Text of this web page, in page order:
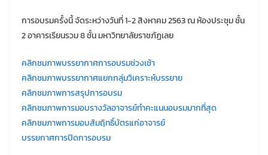
การอบรมครั้งนี้ จัดระหว่างวันที่ 1-2 สิงหาคม 2563 ณ ห้องประชุม ชั้น
2 อาคารเรียนรวม 8 ชั้น มหาวิทยาลัยราชภัฏเลย
คลิกชมภาพบรรยากาศการอบรมช่วงเช้า
คลิกชมภาพบรรยากาศแยกกลุ่มวิเคราะห์บรรยาย
คลิกชมภาพการสรุปการอบรม
คลิกชมภาพการมอบรางวัลอาจารย์ทำคะแนนอบรมมากที่สุด
คลิกชมภาพการมอบสัมฤิทธิ์บัตรแก่อาจารย์
บรรยกาศการปิดการอบรม